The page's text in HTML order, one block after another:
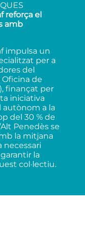
reforça el
amb
impulsa un
per a
del
de
finançat per
iniciativa
autònom a la
del 30 % de
Penedès se
la mitjana
necessari
la
col·lectiu.